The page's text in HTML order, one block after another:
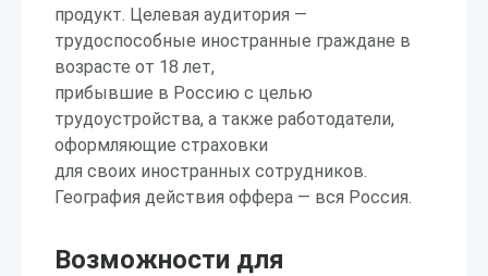
продукт. Целевая аудитория —
трудоспособные иностранные граждане в
возрасте от 18 лет,
прибывшие в Россию с целью
трудоустройства, а также работодатели,
оформляющие страховки
для своих иностранных сотрудников.
География действия оффера — вся Россия.
Возможности для